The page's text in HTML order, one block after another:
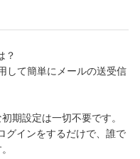
？
して簡単にメールの送受信
期設定は一切不要です。
グインをするだけで、誰で